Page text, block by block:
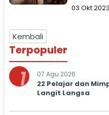
03 Okt 2023
Kembali
Terpopuler
1 07 Agu 2026
22 Pelajar dan
Langit Langsa